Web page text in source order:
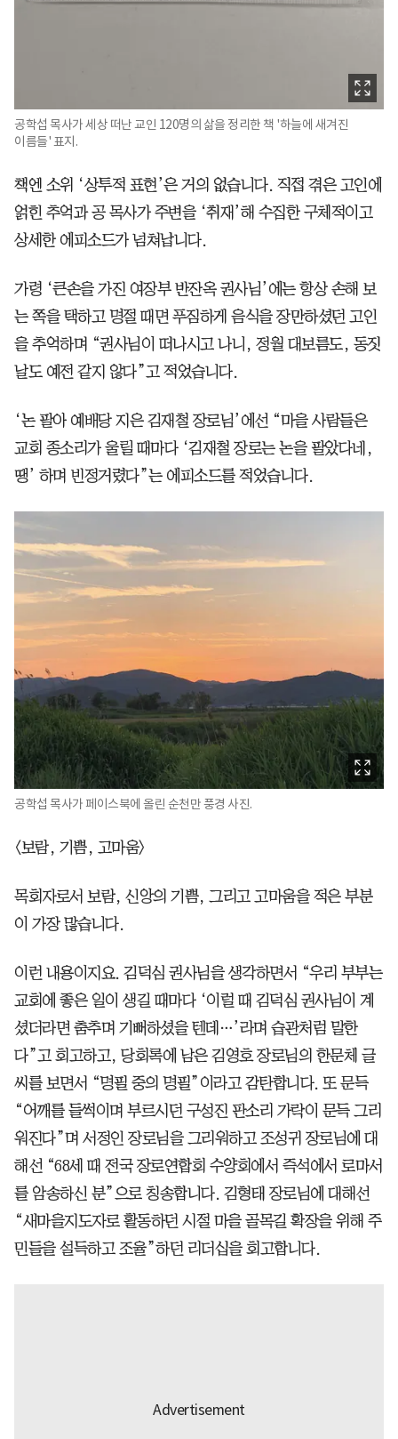
공학섭 목사가 세상 떠난 교인 120명의 삶을 정리한 책 '하늘에 새겨진
이름들' 표지.
책엔 소위 ‘상투적 표현’은 거의 없습니다. 직접 겪은 고인에
얽힌 추억과 공 목사가 주변을 ‘취재’해 수집한 구체적이고
상세한 에피소드가 넘쳐납니다.
가령 ‘큰손을 가진 여장부 반잔옥 권사님’에는 항상 손해 보
는 쪽을 택하고 명절 때면 푸짐하게 음식을 장만하셨던 고인
을 추억하며 “권사님이 떠나시고 나니, 정월 대보름도, 동짓
날도 예전 같지 않다”고 적었습니다.
‘논 팔아 예배당 지은 김재철 장로님’에선 “마을 사람들은
교회 종소리가 울릴 때마다 ‘김재철 장로는 논을 팔았다네,
땡’ 하며 빈정거렸다”는 에피소드를 적었습니다.
공학섭 목사가 페이스북에 올린 순천만 풍경 사진.
<보람, 기쁨, 고마움>
목회자로서 보람, 신앙의 기쁨, 그리고 고마움을 적은 부분
이 가장 많습니다.
이런 내용이지요. 김덕심 권사님을 생각하면서 “우리 부부는
교회에 좋은 일이 생길 때마다 ‘이럴 때 김덕심 권사님이 계
셨더라면 춤추며 기뻐하셨을 텐데…’라며 습관처럼 말한
다”고 회고하고, 당회록에 남은 김영호 장로님의 한문체 글
씨를 보면서 “명필 중의 명필”이라고 감탄합니다. 또 문득
“어깨를 들썩이며 부르시던 구성진 판소리 가락이 문득 그리
워진다”며 서정인 장로님을 그리워하고 조성귀 장로님에 대
해선 “68세 때 전국 장로연합회 수양회에서 즉석에서 로마서
를 암송하신 분”으로 칭송합니다. 김형태 장로님에 대해선
“새마을지도자로 활동하던 시절 마을 골목길 확장을 위해 주
민들을 설득하고 조율”하던 리더십을 회고합니다.